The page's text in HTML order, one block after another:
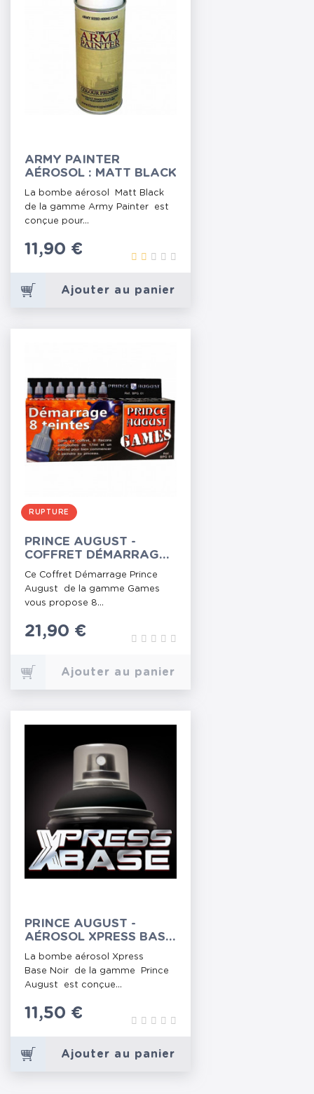
ARMY PAINTER
AÉROSOL : MATT BLACK
La bombe aérosol Matt Black
de la gamme Army Painter est
conçue pour...
Prix
11,90 €
Ajouter au panier
RUPTURE
PRINCE AUGUST -
COFFRET DÉMARRAGE
GAMES 8 TEINTES
Ce Coffret Démarrage Prince
August de la gamme Games
vous propose 8...
Prix
21,90 €
Ajouter au panier
PRINCE AUGUST -
AÉROSOL XPRESS BASE
: NOIR
La bombe aérosol Xpress
Base Noir de la gamme Prince
August est conçue...
Prix
11,50 €
Ajouter au panier